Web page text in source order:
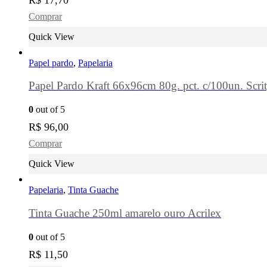
Comprar
Quick View
Papel pardo, Papelaria
Papel Pardo Kraft 66x96cm 80g. pct. c/100un.
0 out of 5
R$ 96,00
Comprar
Quick View
Papelaria, Tinta Guache
Tinta Guache 250ml amarelo ouro Acrilex
0 out of 5
R$ 11,50